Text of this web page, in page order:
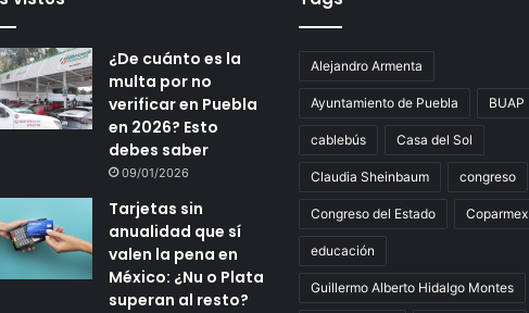
¿De cuánto es la
multa por no
verificar en Puebla
en 2026? Esto
debes saber
09/01/2026
Tarjetas sin
anualidad que sí
valen la pena en
México: ¿Nu o Plata
superan al resto?
Alejandro Armenta
Ayuntamiento de Puebla BUAP
cablebús Casa del Sol
Claudia Sheinbaum congreso
Congreso del Estado Coparmex
educación
Guillermo Alberto Hidalgo Montes